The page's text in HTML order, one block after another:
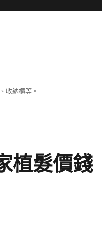
收納櫃等。
植髮價錢